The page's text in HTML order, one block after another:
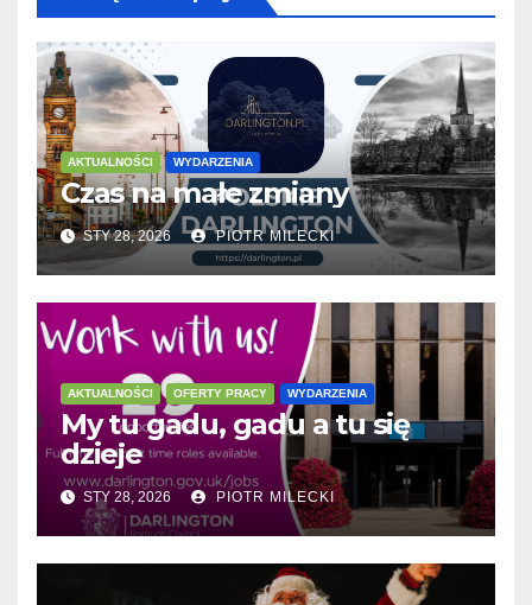
AKTUALNOŚCI WYDARZENIA
Czas na małe zmiany
STY 28, 2026 PIOTR MILECKI
AKTUALNOŚCI OFERTY PRACY WYDARZENIA
My tu gadu, gadu a tu się
dzieje
STY 28, 2026 PIOTR MILECKI